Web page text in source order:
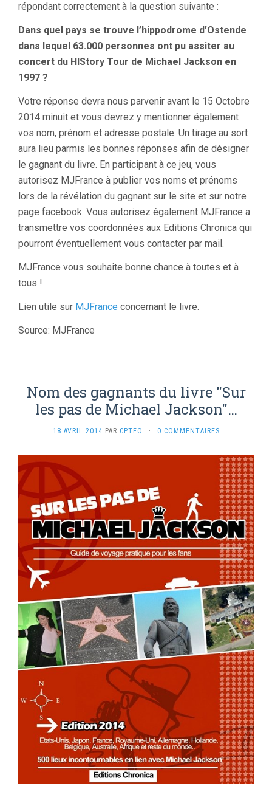
répondant correctement à la question suivante :
Dans quel pays se trouve l’hippodrome d’Ostende
dans lequel 63.000 personnes ont pu assiter au
concert du HIStory Tour de Michael Jackson en
1997 ?
Votre réponse devra nous parvenir avant le 15 Octobre
2014 minuit et vous devrez y mentionner également
vos nom, prénom et adresse postale. Un tirage au sort
aura lieu parmis les bonnes réponses afin de désigner
le gagnant du livre. En participant à ce jeu, vous
autorisez MJFrance à publier vos noms et prénoms
lors de la révélation du gagnant sur le site et sur notre
page facebook. Vous autorisez également MJFrance a
transmettre vos coordonnées aux Editions Chronica qui
pourront éventuellement vous contacter par mail.
MJFrance vous souhaite bonne chance à toutes et à
tous !
Lien utile sur MJFrance concernant le livre.
Source: MJFrance
Nom des gagnants du livre "Sur
les pas de Michael Jackson"…
18 AVRIL 2014 PAR CPTEO · 0 COMMENTAIRES